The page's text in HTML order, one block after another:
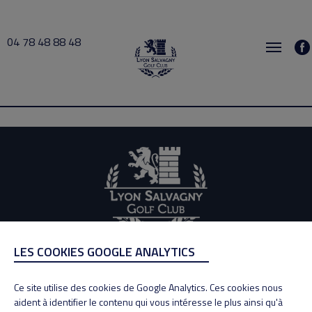
04 78 48 88 48
Lopez 2026-06-26 09:00 → 2026-06-26 10:00
ADRESSE
69890 La Tour de Salvagny
Tél : 04 78 48 88 48
LES COOKIES GOOGLE ANALYTICS
Ce site utilise des cookies de Google Analytics. Ces cookies nous
aident à identifier le contenu qui vous intéresse le plus ainsi qu'à